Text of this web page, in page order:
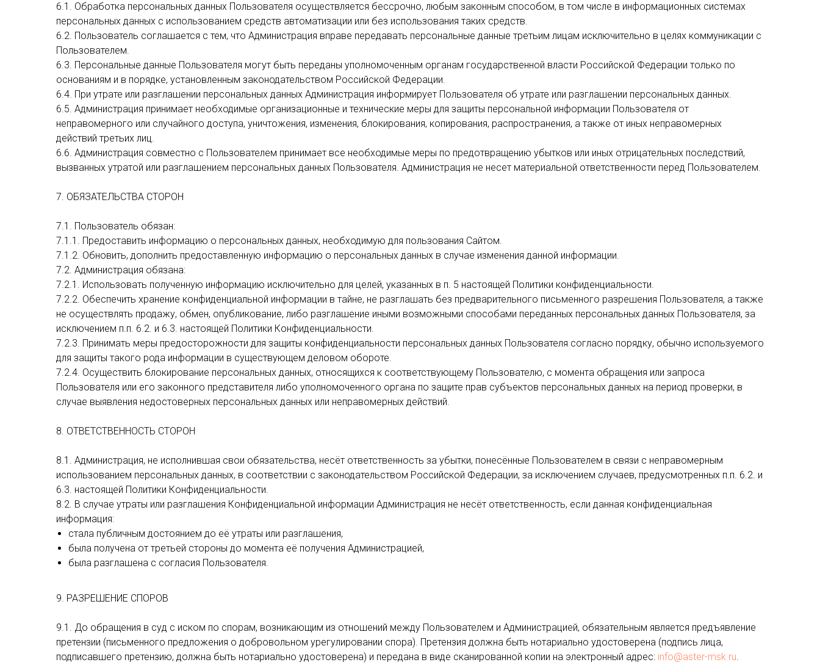
6.1. Обработка персональных данных Пользователя осуществляется бессрочно, любым законным способом, в том числе в информационных системах
персональных данных с использованием средств автоматизации или без использования таких средств.
6.2. Пользователь соглашается с тем, что Администрация вправе передавать персональные данные третьим лицам исключительно в целях коммуникации с
Пользователем.
6.3. Персональные данные Пользователя могут быть переданы уполномоченным органам государственной власти Российской Федерации только по
основаниям и в порядке, установленным законодательством Российской Федерации.
6.4. При утрате или разглашении персональных данных Администрация информирует Пользователя об утрате или разглашении персональных данных.
6.5. Администрация принимает необходимые организационные и технические меры для защиты персональной информации Пользователя от
неправомерного или случайного доступа, уничтожения, изменения, блокирования, копирования, распространения, а также от иных неправомерных
действий третьих лиц.
6.6. Администрация совместно с Пользователем принимает все необходимые меры по предотвращению убытков или иных отрицательных последствий,
вызванных утратой или разглашением персональных данных Пользователя. Администрация не несет материальной ответственности перед Пользователем.
7. ОБЯЗАТЕЛЬСТВА СТОРОН
7.1. Пользователь обязан:
7.1.1. Предоставить информацию о персональных данных, необходимую для пользования Сайтом.
7.1.2. Обновить, дополнить предоставленную информацию о персональных данных в случае изменения данной информации.
7.2. Администрация обязана:
7.2.1. Использовать полученную информацию исключительно для целей, указанных в п. 5 настоящей Политики конфиденциальности.
7.2.2. Обеспечить хранение конфиденциальной информации в тайне, не разглашать без предварительного письменного разрешения Пользователя, а также
не осуществлять продажу, обмен, опубликование, либо разглашение иными возможными способами переданных персональных данных Пользователя, за
исключением п.п. 6.2. и 6.3. настоящей Политики Конфиденциальности.
7.2.3. Принимать меры предосторожности для защиты конфиденциальности персональных данных Пользователя согласно порядку, обычно используемого
для защиты такого рода информации в существующем деловом обороте.
7.2.4. Осуществить блокирование персональных данных, относящихся к соответствующему Пользователю, с момента обращения или запроса
Пользователя или его законного представителя либо уполномоченного органа по защите прав субъектов персональных данных на период проверки, в
случае выявления недостоверных персональных данных или неправомерных действий.
8. ОТВЕТСТВЕННОСТЬ СТОРОН
8.1. Администрация, не исполнившая свои обязательства, несёт ответственность за убытки, понесённые Пользователем в связи с неправомерным
использованием персональных данных, в соответствии с законодательством Российской Федерации, за исключением случаев, предусмотренных п.п. 6.2. и
6.3. настоящей Политики Конфиденциальности.
8.2. В случае утраты или разглашения Конфиденциальной информации Администрация не несёт ответственность, если данная конфиденциальная
информация:
стала публичным достоянием до её утраты или разглашения,
была получена от третьей стороны до момента её получения Администрацией,
была разглашена с согласия Пользователя.
9. РАЗРЕШЕНИЕ СПОРОВ
9.1. До обращения в суд с иском по спорам, возникающим из отношений между Пользователем и Администрацией, обязательным является предъявление
претензии (письменного предложения о добровольном урегулировании спора). Претензия должна быть нотариально удостоверена (подпись лица,
подписавшего претензию, должна быть нотариально удостоверена) и передана в виде сканированной копии на электронный адрес: info@aster-msk.ru.